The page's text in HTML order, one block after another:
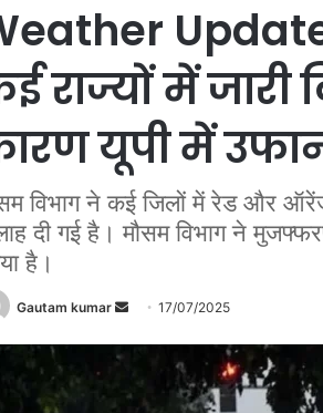
राज्यों में जारी
यूपी में
विभाग ने कई जिलों में रेड और
दी गई है। मौसम विभाग ने
है।
Gautam kumar 17/07/2025